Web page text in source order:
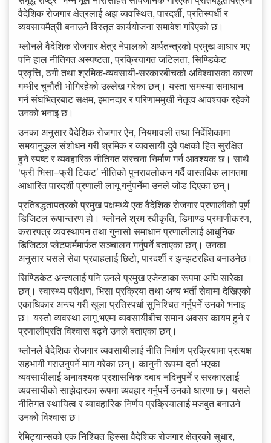
वैदेशिक रोजगार क्षेत्रलाई अझ व्यवस्थित, पारदर्शी, प्रतिस्पर्धी र
व्यवसायमैत्री बनाउने विस्तृत कार्ययोजना समावेश गरिएको छ।
भ्लोनले वैदेशिक रोजगार क्षेत्र नेपालको अर्थतन्त्रको प्रमुख आधार भए
पनि हाल नीतिगत अस्पष्टता, प्रक्रियागत जटिलता, सिण्डिकेट
प्रवृत्ति, ठगी तथा श्रमिक-व्यवसायी-सरकारबीचको अविश्वासका कारण
गम्भीर चुनौती भोगिरहेको उल्लेख गरेका छन्। यस्ता समस्या समाधान
गर्न संघभित्रबाट सक्षम, इमानदार र परिणाममुखी नेतृत्व आवश्यक रहेको
उनको भनाइ छ।
उनका अनुसार वैदेशिक रोजगार ऐन, नियमावली तथा निर्देशिकामा
समयानुकूल संशोधन गरी श्रमिक र व्यवसायी दुवै पक्षको हित सुरक्षित
हुने स्पष्ट र व्यवहारिक नीतिगत संरचना निर्माण गर्न आवश्यक छ। साथै
‘फ्री भिसा–फ्री टिकट’ नीतिको पुनरावलोकन गर्दै वास्तविक लागतमा
आधारित पारदर्शी प्रणाली लागू गर्नुपर्नेमा उनले जोड दिएका छन्।
प्रतिबद्धतापत्रको प्रमुख पक्षमध्ये एक वैदेशिक रोजगार प्रणालीको पूर्ण
डिजिटल रूपान्तरण हो। भ्लोनले श्रम स्वीकृति, डिमाण्ड प्रमाणीकरण,
करारपत्र व्यवस्थापन तथा गुनासो समाधान प्रणालीलाई आधुनिक
डिजिटल प्लेटफर्ममार्फत सञ्चालन गर्नुपर्ने बताएका छन्। उनका
अनुसार यसले सेवा प्रवाहलाई छिटो, पारदर्शी र झन्झटरहित बनाउनेछ।
सिण्डिकेट अन्त्यलाई पनि उनले प्रमुख एजेन्डाका रूपमा अघि सारेका
छन्। स्वास्थ्य परीक्षण, भिसा प्रक्रिया तथा अन्य भर्ती सेवामा देखिएको
एकाधिकार अन्त्य गरी खुला प्रतिस्पर्धा सुनिश्चित गर्नुपर्ने उनको भनाइ
छ। यस्तो व्यवस्था लागू भएमा व्यवसायीबीच समान अवसर कायम हुने र
प्रणालीप्रति विश्वास बढ्ने उनले बताएका छन्।
भ्लोनले वैदेशिक रोजगार व्यवसायीलाई नीति निर्माण प्रक्रियामा प्रत्यक्ष
सहभागी गराउनुपर्ने माग गरेका छन्। कानुनी रूपमा दर्ता भएका
व्यवसायीलाई अनावश्यक प्रशासनिक दबाब नदिनुपर्ने र सरकारलाई
व्यवसायीको साझेदारका रूपमा व्यवहार गर्नुपर्ने उनको धारणा छ। यसले
नीतिगत स्थायित्व र व्यावहारिक निर्णय प्रक्रियालाई मजबुत बनाउने
उनको विश्वास छ।
रेमिट्यान्सको एक निश्चित हिस्सा वैदेशिक रोजगार क्षेत्रको सुधार,